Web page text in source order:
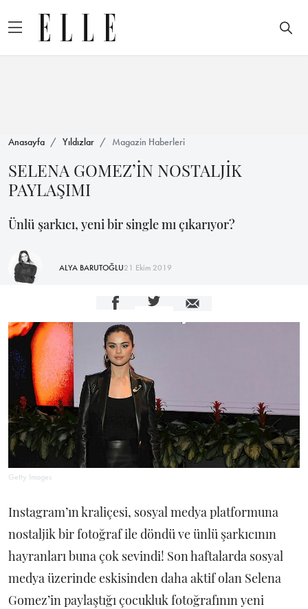
Anasayfa Yıldızlar Magazin Haberleri
SELENA GOMEZ’İN NOSTALJİK
PAYLAŞIMI
Ünlü şarkıcı, yeni bir single mı çıkarıyor?
ALYA BARUTOĞLU21 Ekim 2019
Getty Images
Instagram’ın kraliçesi, sosyal medya platformuna
nostaljik bir fotoğraf ile döndü ve ünlü şarkıcının
hayranları buna çok sevindi! Son haftalarda sosyal
medya üzerinde eskisinden daha aktif olan Selena
Gomez’in paylaştığı çocukluk fotoğrafının yeni